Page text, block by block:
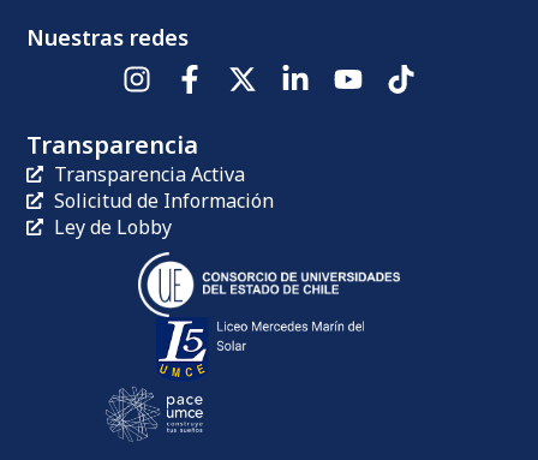
Nuestras redes
Transparencia
Transparencia Activa
Solicitud de Información
Ley de Lobby